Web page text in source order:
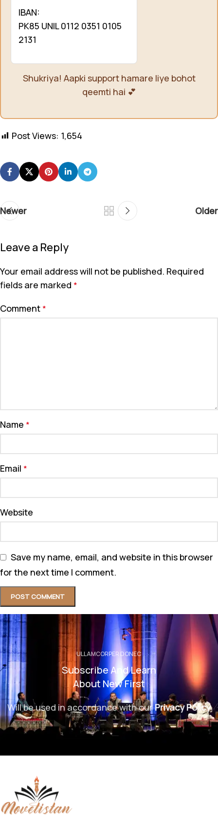
IBAN:
PK85 UNIL 0112 0351 0105
2131
Shukriya! Aapki support hamare liye bohot
qeemti hai 💕
Post Views: 1,654
Newer Older
Leave a Reply
Your email address will not be published. Required
fields are marked *
Comment *
Name *
Email *
Website
Save my name, email, and website in this browser
for the next time I comment.
ULLAMCORPER DONEC
Subscribe And Learn
About New First
Will be used in accordance with ourPrivacy Policy